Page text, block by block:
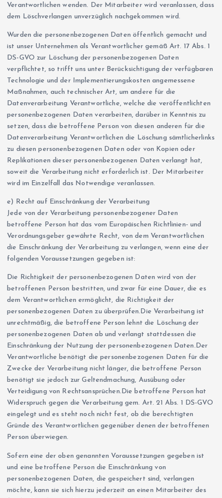
Verantwortlichen wenden. Der Mitarbeiter wird veranlassen, dass
dem Löschverlangen unverzüglich nachgekommen wird.
Wurden die personenbezogenen Daten öffentlich gemacht und
ist unser Unternehmen als Verantwortlicher gemäß Art. 17 Abs. 1
DS-GVO zur Löschung der personenbezogenen Daten
verpflichtet, so trifft uns unter Berücksichtigung der verfügbaren
Technologie und der Implementierungskosten angemessene
Maßnahmen, auch technischer Art, um andere für die
Datenverarbeitung Verantwortliche, welche die veröffentlichten
personenbezogenen Daten verarbeiten, darüber in Kenntnis zu
setzen, dass die betroffene Person von diesen anderen für die
Datenverarbeitung Verantwortlichen die Löschung sämtlicherlinks
zu diesen personenbezogenen Daten oder von Kopien oder
Replikationen dieser personenbezogenen Daten verlangt hat,
soweit die Verarbeitung nicht erforderlich ist. Der Mitarbeiter
wird im Einzelfall das Notwendige veranlassen.
e) Recht auf Einschränkung der Verarbeitung
Jede von der Verarbeitung personenbezogener Daten
betroffene Person hat das vom Europäischen Richtlinien- und
Verordnungsgeber gewährte Recht, von dem Verantwortlichen
die Einschränkung der Verarbeitung zu verlangen, wenn eine der
folgenden Voraussetzungen gegeben ist:
Die Richtigkeit der personenbezogenen Daten wird von der
betroffenen Person bestritten, und zwar für eine Dauer, die es
dem Verantwortlichen ermöglicht, die Richtigkeit der
personenbezogenen Daten zu überprüfen.Die Verarbeitung ist
unrechtmäßig, die betroffene Person lehnt die Löschung der
personenbezogenen Daten ab und verlangt stattdessen die
Einschränkung der Nutzung der personenbezogenen Daten.Der
Verantwortliche benötigt die personenbezogenen Daten für die
Zwecke der Verarbeitung nicht länger, die betroffene Person
benötigt sie jedoch zur Geltendmachung, Ausübung oder
Verteidigung von Rechtsansprüchen.Die betroffene Person hat
Widerspruch gegen die Verarbeitung gem. Art. 21 Abs. 1 DS-GVO
eingelegt und es steht noch nicht fest, ob die berechtigten
Gründe des Verantwortlichen gegenüber denen der betroffenen
Person überwiegen.
Sofern eine der oben genannten Voraussetzungen gegeben ist
und eine betroffene Person die Einschränkung von
personenbezogenen Daten, die gespeichert sind, verlangen
möchte, kann sie sich hierzu jederzeit an einen Mitarbeiter des